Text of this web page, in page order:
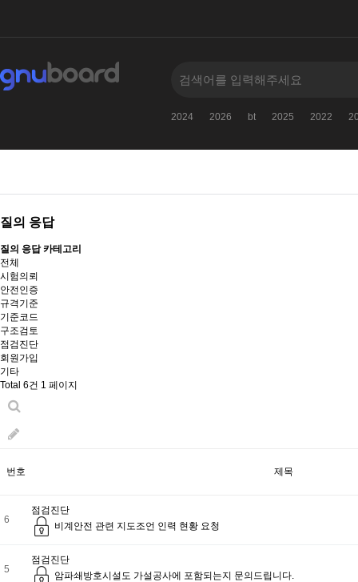
2024 2026 bt 2025 2022
질의 응답
질의 응답 카테고리
전체
시험의뢰
안전인증
규격기준
기준코드
구조검토
점검진단
회원가입
기타
Total 6건 1 페이지
번호 제목
6
점검진단
비계안전 관련 지도조언 인력 현황 요청
5
점검진단
암파쇄방호시설도 가설공사에 포함되는지 문의드립니다.